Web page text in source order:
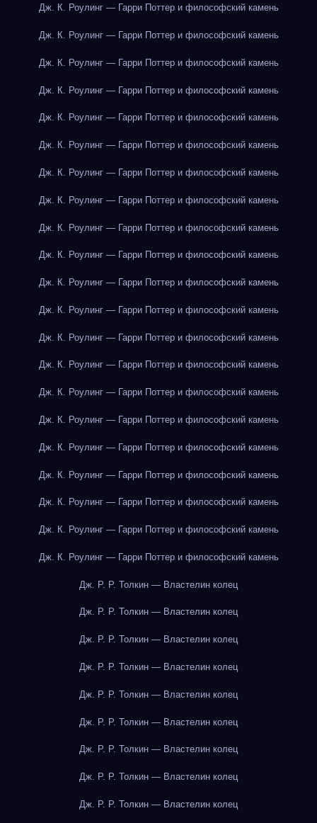
Дж. К. Роулинг — Гарри Поттер и философский камень
Дж. К. Роулинг — Гарри Поттер и философский камень
Дж. К. Роулинг — Гарри Поттер и философский камень
Дж. К. Роулинг — Гарри Поттер и философский камень
Дж. К. Роулинг — Гарри Поттер и философский камень
Дж. К. Роулинг — Гарри Поттер и философский камень
Дж. К. Роулинг — Гарри Поттер и философский камень
Дж. К. Роулинг — Гарри Поттер и философский камень
Дж. К. Роулинг — Гарри Поттер и философский камень
Дж. К. Роулинг — Гарри Поттер и философский камень
Дж. К. Роулинг — Гарри Поттер и философский камень
Дж. К. Роулинг — Гарри Поттер и философский камень
Дж. К. Роулинг — Гарри Поттер и философский камень
Дж. К. Роулинг — Гарри Поттер и философский камень
Дж. К. Роулинг — Гарри Поттер и философский камень
Дж. К. Роулинг — Гарри Поттер и философский камень
Дж. К. Роулинг — Гарри Поттер и философский камень
Дж. К. Роулинг — Гарри Поттер и философский камень
Дж. К. Роулинг — Гарри Поттер и философский камень
Дж. К. Роулинг — Гарри Поттер и философский камень
Дж. К. Роулинг — Гарри Поттер и философский камень
Дж. Р. Р. Толкин — Властелин колец
Дж. Р. Р. Толкин — Властелин колец
Дж. Р. Р. Толкин — Властелин колец
Дж. Р. Р. Толкин — Властелин колец
Дж. Р. Р. Толкин — Властелин колец
Дж. Р. Р. Толкин — Властелин колец
Дж. Р. Р. Толкин — Властелин колец
Дж. Р. Р. Толкин — Властелин колец
Дж. Р. Р. Толкин — Властелин колец